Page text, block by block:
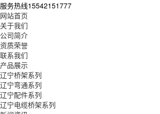
服务热线15542151777
网站首页
关于我们
公司简介
资质荣誉
联系我们
产品展示
辽宁桥架系列
辽宁弯通系列
辽宁配件系列
辽宁电缆桥架系列